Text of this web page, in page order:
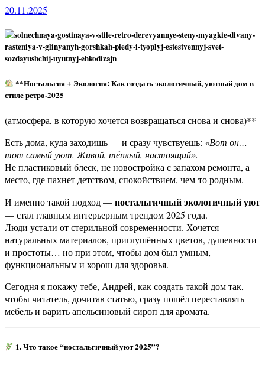
20.11.2025
**Ностальгия + Экология: Как создать экологичный, уютный дом в
стиле ретро-2025
(атмосфера, в которую хочется возвращаться снова и снова)**
Есть дома, куда заходишь — и сразу чувствуешь: «Вот он…
тот самый уют. Живой, тёплый, настоящий».
Не пластиковый блеск, не новостройка с запахом ремонта, а
место, где пахнет детством, спокойствием, чем-то родным.
И именно такой подход —ностальгичный экологичный уют
— стал главным интерьерным трендом 2025 года.
Люди устали от стерильной современности. Хочется
натуральных материалов, приглушённых цветов, душевности
и простоты… но при этом, чтобы дом был умным,
функциональным и хорош для здоровья.
Сегодня я покажу тебе, Андрей, как создать такой дом так,
чтобы читатель, дочитав статью, сразу пошёл переставлять
мебель и варить апельсиновый сироп для аромата.
1. Что такое “ностальгичный уют 2025”?